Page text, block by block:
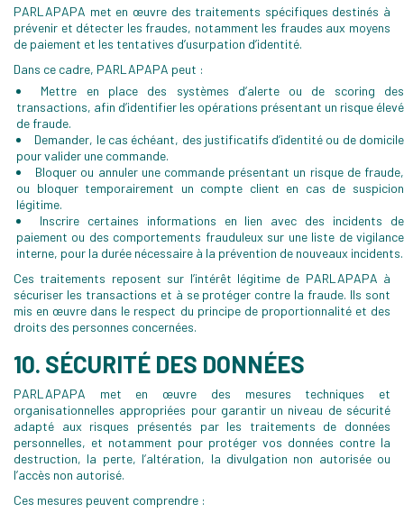
PARLAPAPA met en œuvre des traitements spécifiques destinés à
prévenir et détecter les fraudes, notamment les fraudes aux moyens
de paiement et les tentatives d’usurpation d’identité.
Dans ce cadre, PARLAPAPA peut :
Mettre en place des systèmes d’alerte ou de scoring des
transactions, afin d’identifier les opérations présentant un risque élevé
de fraude.
Demander, le cas échéant, des justificatifs d’identité ou de domicile
pour valider une commande.
Bloquer ou annuler une commande présentant un risque de fraude,
ou bloquer temporairement un compte client en cas de suspicion
légitime.
Inscrire certaines informations en lien avec des incidents de
paiement ou des comportements frauduleux sur une liste de vigilance
interne, pour la durée nécessaire à la prévention de nouveaux incidents.
Ces traitements reposent sur l’intérêt légitime de PARLAPAPA à
sécuriser les transactions et à se protéger contre la fraude. Ils sont
mis en œuvre dans le respect du principe de proportionnalité et des
droits des personnes concernées.
10. SÉCURITÉ DES DONNÉES
PARLAPAPA met en œuvre des mesures techniques et
organisationnelles appropriées pour garantir un niveau de sécurité
adapté aux risques présentés par les traitements de données
personnelles, et notamment pour protéger vos données contre la
destruction, la perte, l’altération, la divulgation non autorisée ou
l’accès non autorisé.
Ces mesures peuvent comprendre :